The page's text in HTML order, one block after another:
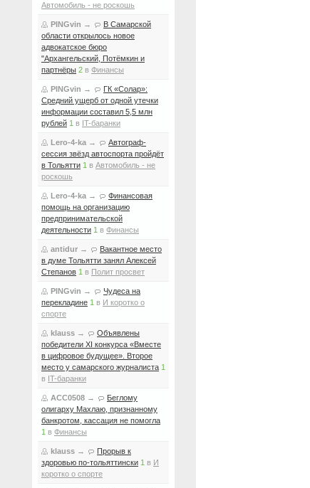
Автомобиль - не роскошь
PINGvin →
В Самарской
области открылось новое
адвокатское бюро
"Архангельский, Потёмкин и
партнёры 2 в Финансы
PINGvin →
ГК «Солар»:
Средний ущерб от одной утечки
информации составил 5,5 млн
рублей 1 в IT-баранки
Lero-4-ka →
Автограф-
сессия звёзд автоспорта пройдёт
в Тольятти 1 в Автомобиль - не
роскошь
Lero-4-ka →
Финансовая
помощь на организацию
предпринимательской
деятельности 1 в Финансы
antidur →
Вакантное место
в думе Тольятти занял Алексей
Степанов 1 в Полит просвет
PINGvin →
Чудеса на
перекладине 1 в И коротко о
спорте
klauss →
Объявлены
победители XI конкурса «Вместе
в цифровое будущее». Второе
место у самарского журналиста 1
в IT-баранки
ACC0508 →
Беглому
олигарху Махлаю, признанному
банкротом, кассация не помогла
1 в Финансы
klauss →
Прорыв к
здоровью по-тольяттински 1 в И
коротко о спорте